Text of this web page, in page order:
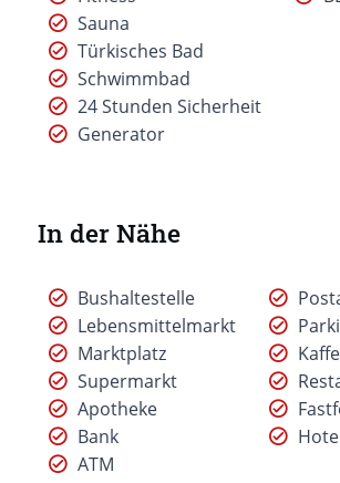
Sauna
Türkisches Bad
Schwimmbad
24 Stunden Sicherheit
Generator
In der Nähe
Bushaltestelle
Lebensmittelmarkt
Marktplatz
Supermarkt
Apotheke
Bank
ATM